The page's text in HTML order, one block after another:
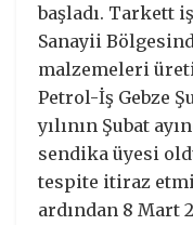
başladı. Tarkett
Sanayii
malzemeleri
Petrol-İş Gebze
yılının Şubat
sendika üyesi
tespite itiraz
ardından 8 Mart